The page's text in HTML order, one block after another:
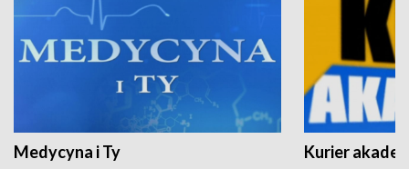
Medycyna i Ty Kurier